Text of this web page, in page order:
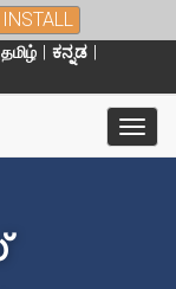
INSTALL
தமிழ்
ಕನ್ನಡ